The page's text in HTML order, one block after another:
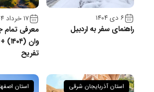
۶ دی ۱۴۰۴
راهنمای سفر به اردبیل
۱۷ خرداد ۱۴۰۴
معرفی تمام
وان
تفریح
استان آذربایجان شرقی
استان